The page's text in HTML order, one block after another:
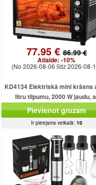
77.95 €86.99 €
Atlaide: -10%
(No 2026-08-06 līdz 2026-08-
KD4134 Elektriskā mini krāsns
litru tilpumu, 2000 W jaudu,
dažādām funkcijām un
Pievienot grozam
Ir pieejams veikalā: 10